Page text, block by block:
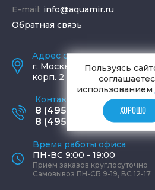
E-mail: info@aquamir.ru
Обратная связь
Адрес салона и склада
г. Москва
ул. Шаболовка, д.
корп. 2
Контактные телефоны
8 (495) 795-77-65
8 (495) 797-11-67
Время работы офиса
ПН-ВС 9:00 - 19:00
Прием заказов круглосуточно
Самовывоз ПН-СБ 9-19, ВС 12-17
Пользуясь
использованием
ХОРОШО